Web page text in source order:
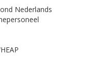
Nederlands